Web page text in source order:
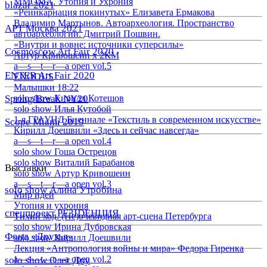
blazar 2021
АРТ Москва 2021
Cosmoscow Art Fair 2020
ENTER Art Fair 2020
Spring/Break NY20
Scope Miami 2019
Выставки
solo show Алина Утробина
спецпроект РЕЗIDЕНЦИЯ
Фонд «Друзья»
solo show Олег Доу
«Реинкарнация покинутых» Елизавета Ермакова
Владимир Мартынов. Автоархеология. Пространство
автоархеологии. Дмитрий Пошвин.
«Внутри и вовне: источники суперсилы»
Артур Кривошеин х 2КМ
a—s—t—r—a open vol.5
EXODUS
Малышки 18:22
solo show Кирилл Котешов
solo show Илья Кутобой
1-я ГРАУНД Биеннале «Текстиль в современном искусстве»
Кирилл Доешвили «Здесь и сейчас навсегда»
a—s—t—r—a open vol.4
solo show Гоша Острецов
solo show Виталий Барабанов
solo show Артур Кривошеин
a—s—t—r—a open vol.3
Мир идей
Утопия и ухрония
Тихий ход. (Не)очевидная арт-сцена Петербурга
solo show Ирина Дубровская
solo show Кирилл Доешвили
Лекция «Антропология войны и мира» Федора Гиренка
a—s—t—r—a open vol.2